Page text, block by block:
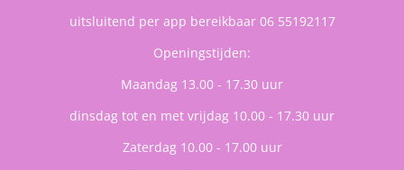
uitsluitend per app bereikbaar 06 55192117
Openingstijden:
Maandag 13.00 - 17.30 uur
dinsdag tot en met vrijdag 10.00 - 17.30 uur
Zaterdag 10.00 - 17.00 uur